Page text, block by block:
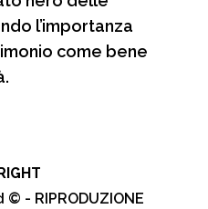
l’importanza
come bene
- RIPRODUZIONE